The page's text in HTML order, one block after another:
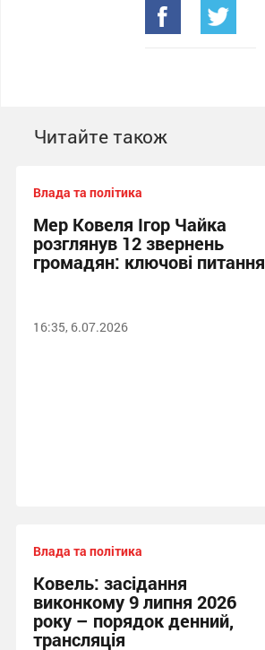
Читайте також
Влада та політика
Мер Ковеля Ігор Чайка
розглянув 12 звернень
громадян: ключові питання
16:35, 6.07.2026
Влада та політика
Ковель: засідання
виконкому 9 липня 2026
року – порядок денний,
трансляція